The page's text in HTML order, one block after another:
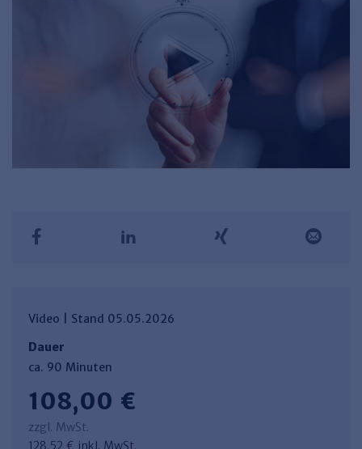
Video | Stand 05.05.2026
Dauer
ca. 90 Minuten
108,00 €
zzgl. MwSt.
128,52 € inkl. MwSt.